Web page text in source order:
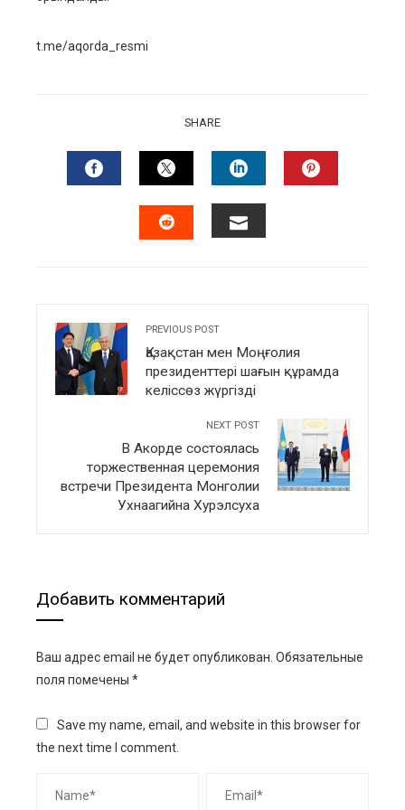
t.me/aqorda_resmi
SHARE
FACEBOOKTWITTERLINKEDIN
PREVIOUS POST
Қазақстан мен Моңғолия
президенттері шағын құрамда
келіссөз жүргізді
NEXT POST
В Акорде состоялась
торжественная церемония
встречи Президента Монголии
Ухнаагийна Хурэлсуха
Добавить комментарий
Ваш адрес email не будет опубликован. Обязательные
поля помечены *
Save my name, email, and website in this browser for
the next time I comment.